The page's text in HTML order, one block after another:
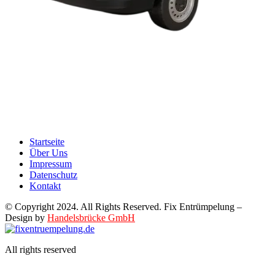
Startseite
Über Uns
Impressum
Datenschutz
Kontakt
© Copyright 2024. All Rights Reserved. Fix Entrümpelung –
Design by Handelsbrücke GmbH
All rights reserved